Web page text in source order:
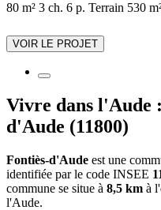
80 m² 3 ch. 6 p. Terrain 530
VOIR LE PROJET
Vivre dans l'Aude
d'Aude (11800)
Fontiès-d'Aude est une
identifiée par le code INSEE
commune se situe à 8,5 km à
l'Aude.